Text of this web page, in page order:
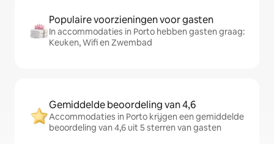
Populaire voorzieningen voor gasten
In accommodaties in Porto hebben gasten graag:
Keuken, Wifi en Zwembad
Gemiddelde beoordeling van 4,6
Accommodaties in Porto krijgen een gemiddelde
beoordeling van 4,6 uit 5 sterren van gasten